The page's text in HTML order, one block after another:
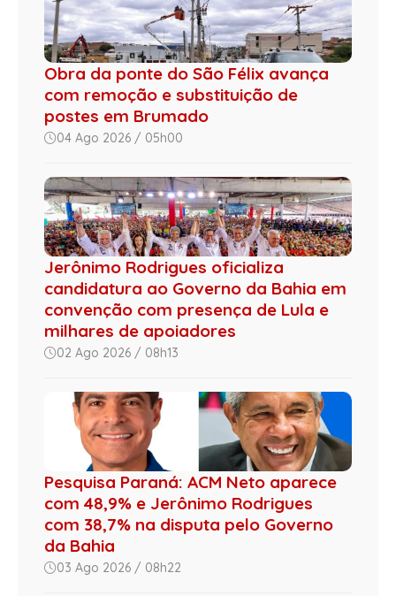
Obra da ponte do São Félix avança
com remoção e substituição de
postes em Brumado
04 Ago 2026 / 05h00
Jerônimo Rodrigues oficializa
candidatura ao Governo da Bahia em
convenção com presença de Lula e
milhares de apoiadores
02 Ago 2026 / 08h13
Pesquisa Paraná: ACM Neto aparece
com 48,9% e Jerônimo Rodrigues
com 38,7% na disputa pelo Governo
da Bahia
03 Ago 2026 / 08h22